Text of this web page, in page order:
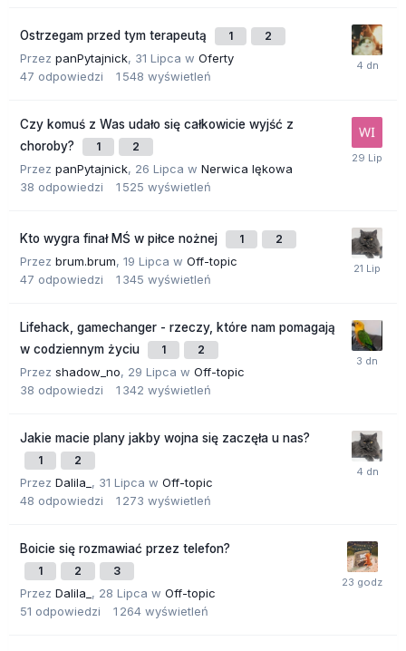
Ostrzegam przed tym terapeutą 1 2
Przez panPytajnick, 31 Lipca w Oferty
47 odpowiedzi 1 548 wyświetleń
Czy komuś z Was udało się całkowicie wyjść z
choroby?
1 2
Przez panPytajnick, 26 Lipca w Nerwica lękowa
38 odpowiedzi 1 525 wyświetleń
Kto wygra finał MŚ w piłce nożnej 1 2
Przez brum.brum, 19 Lipca w Off-topic
47 odpowiedzi 1 345 wyświetleń
Lifehack, gamechanger - rzeczy, które nam pomagają
w codziennym życiu
1 2
Przez shadow_no, 29 Lipca w Off-topic
38 odpowiedzi 1 342 wyświetleń
Jakie macie plany jakby wojna się zaczęła u nas?
1 2
Przez Dalila_ , 31 Lipca w Off-topic
48 odpowiedzi 1 273 wyświetleń
Boicie się rozmawiać przez telefon?
1 2 3
Przez Dalila_ , 28 Lipca w Off-topic
51 odpowiedzi 1 264 wyświetleń